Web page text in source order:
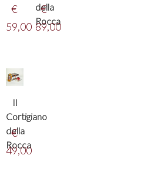
€
59,00
della
Rocca
€
89,00
Il
Cortigiano
della
Rocca
€
49,00